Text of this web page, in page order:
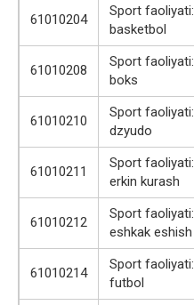
61010204
Sport faoliyati:
basketbol
61010208
Sport faoliyati:
boks
61010210
Sport faoliyati:
dzyudo
61010211
Sport faoliyati:
erkin kurash
61010212
Sport faoliyati:
eshkak eshish
61010214
Sport faoliyati:
futbol